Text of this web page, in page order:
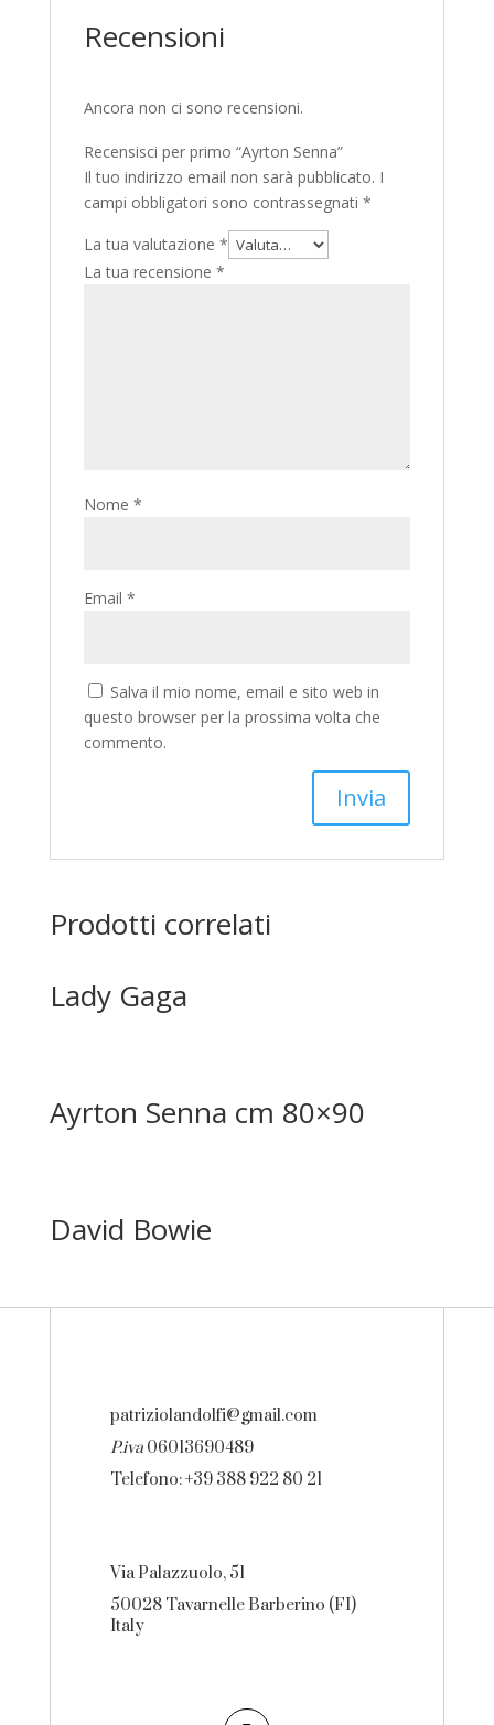
Recensioni
Ancora non ci sono recensioni.
Recensisci per primo “Ayrton Senna”
Il tuo indirizzo email non sarà pubblicato. I
campi obbligatori sono contrassegnati *
La tua valutazione *
La tua recensione *
Nome *
Email *
Salva il mio nome, email e sito web in
questo browser per la prossima volta che
commento.
Prodotti correlati
Lady Gaga
Ayrton Senna cm 80×90
David Bowie
patriziolandolfi@gmail.com
P.iva 06013690489
Telefono: +39 388 922 80 21
Via Palazzuolo, 51
50028 Tavarnelle Barberino (FI)
Italy